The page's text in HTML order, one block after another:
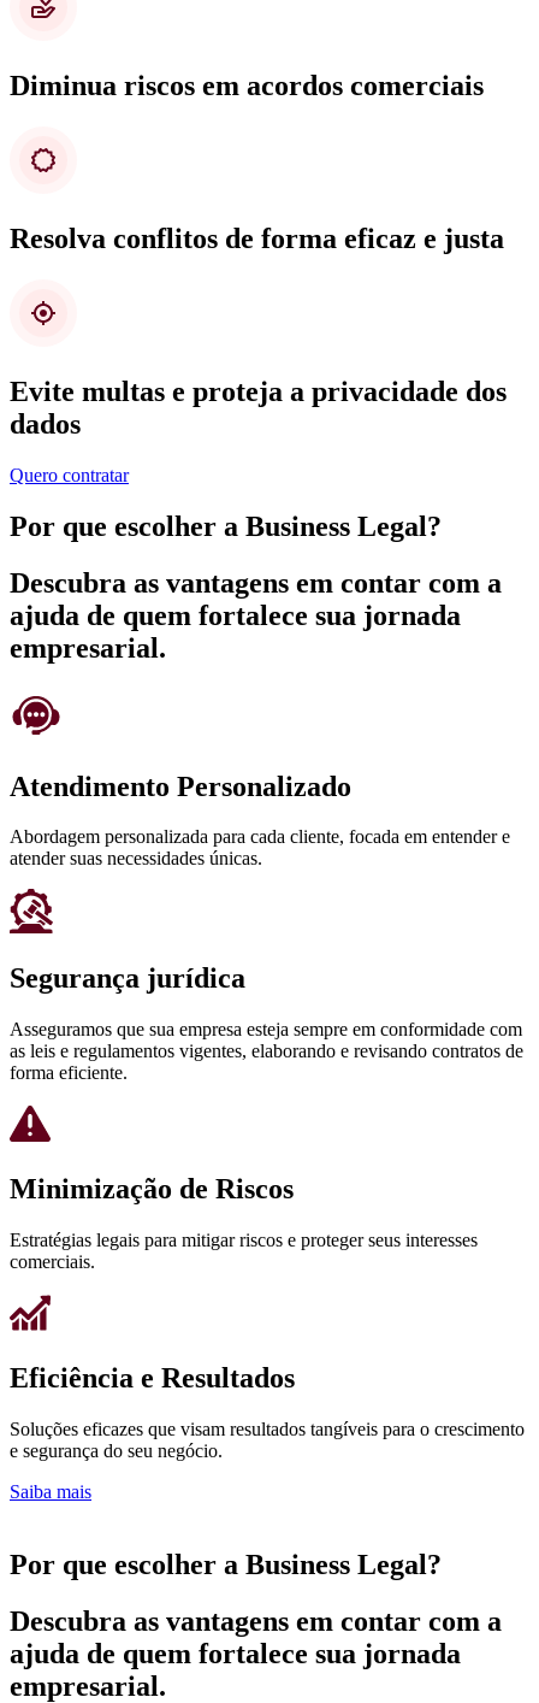
Diminua riscos em acordos comerciais
Resolva conflitos de forma eficaz e justa
Evite multas e proteja a privacidade dos
dados
Quero contratar
Por que escolher a Business Legal?
Descubra as vantagens em contar com a
ajuda de quem fortalece sua jornada
empresarial.
Atendimento Personalizado
Abordagem personalizada para cada cliente, focada em entender e
atender suas necessidades únicas.
Segurança jurídica
Asseguramos que sua empresa esteja sempre em conformidade com
as leis e regulamentos vigentes, elaborando e revisando contratos de
forma eficiente.
Minimização de Riscos
Estratégias legais para mitigar riscos e proteger seus interesses
comerciais.
Eficiência e Resultados
Soluções eficazes que visam resultados tangíveis para o crescimento
e segurança do seu negócio.
Saiba mais
Por que escolher a Business Legal?
Descubra as vantagens em contar com a
ajuda de quem fortalece sua jornada
empresarial.